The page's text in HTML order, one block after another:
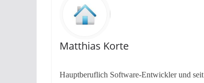
Matthias Korte
Hauptberuflich Software-Entwickler und